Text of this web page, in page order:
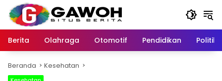
Langsung
konten
Berita
Olahraga Otomotif Pendidikan Politik
Beranda Kesehatan